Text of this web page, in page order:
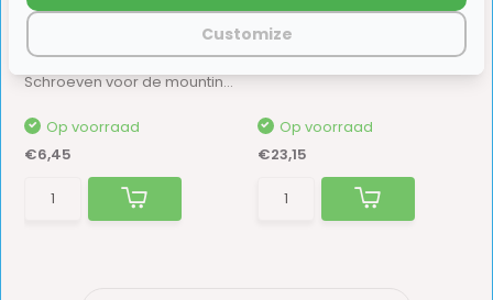
Schroeven 8st.
Schroeven voor de mounting rail op een fietsen...
Op voorraad
€6,45
Thetford C2 Flush Tube
Op voorraad
€23,15
Customize